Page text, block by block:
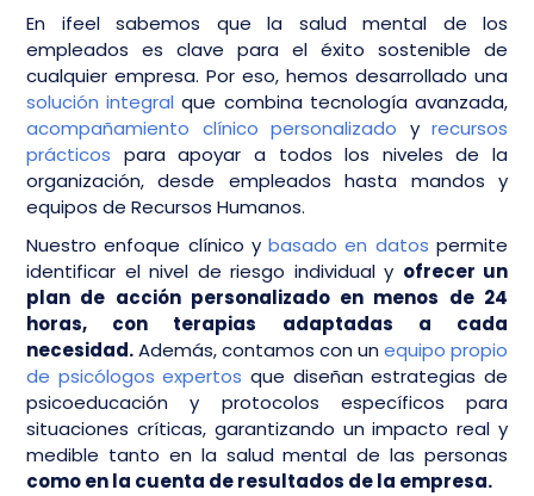
En ifeel sabemos que la salud mental de los
empleados es clave para el éxito sostenible de
cualquier empresa. Por eso, hemos desarrollado una
solución integral que combina tecnología avanzada,
acompañamiento clínico personalizado y recursos
prácticos para apoyar a todos los niveles de la
organización, desde empleados hasta mandos y
equipos de Recursos Humanos.
Nuestro enfoque clínico ybasado en datos permite
identificar el nivel de riesgo individual y ofrecer un
plan de acción personalizado en menos de 24
horas, con terapias adaptadas a cada
necesidad.Además, contamos con un equipo propio
de psicólogos expertos que diseñan estrategias de
psicoeducación y protocolos específicos para
situaciones críticas, garantizando un impacto real y
medible tanto en la salud mental de las personas
como en la cuenta de resultados de la empresa.